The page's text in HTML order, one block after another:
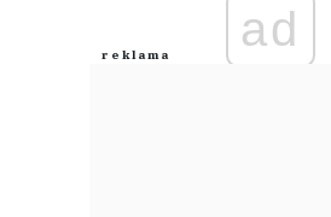
Anuluj
ad